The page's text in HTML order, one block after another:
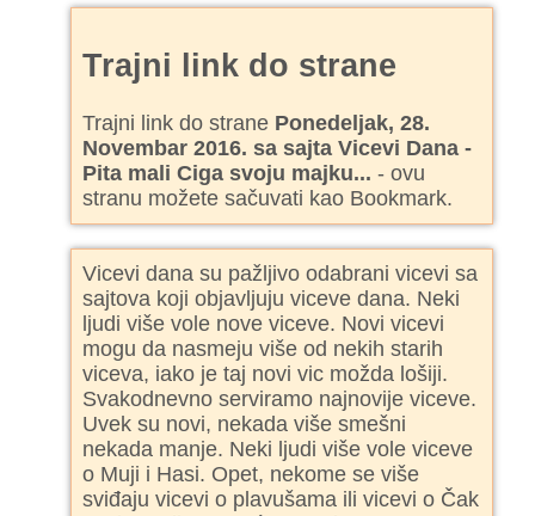
Trajni link do strane
Trajni link do strane Ponedeljak, 28.
Novembar 2016. sa sajta Vicevi Dana -
Pita mali Ciga svoju majku... - ovu
stranu možete sačuvati kao Bookmark.
Vicevi dana su pažljivo odabrani vicevi sa
sajtova koji objavljuju viceve dana. Neki
ljudi više vole nove viceve. Novi vicevi
mogu da nasmeju više od nekih starih
viceva, iako je taj novi vic možda lošiji.
Svakodnevno serviramo najnovije viceve.
Uvek su novi, nekada više smešni
nekada manje. Neki ljudi više vole viceve
o Muji i Hasi. Opet, nekome se više
sviđaju vicevi o plavušama ili vicevi o Čak